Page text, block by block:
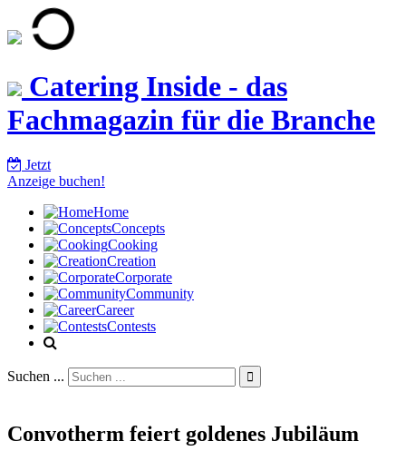
Catering Inside - das
Fachmagazin für die Branche
Jetzt
Anzeige buchen!
Home
Concepts
Cooking
Creation
Corporate
Community
Career
Contests
Suchen ... 
Convotherm feiert goldenes Jubiläum